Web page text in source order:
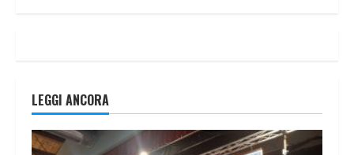
LEGGI ANCORA